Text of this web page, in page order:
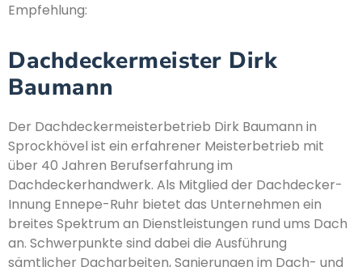
Empfehlung:
Dachdeckermeister Dirk
Baumann
Der Dachdeckermeisterbetrieb Dirk Baumann in
Sprockhövel ist ein erfahrener Meisterbetrieb mit
über 40 Jahren Berufserfahrung im
Dachdeckerhandwerk. Als Mitglied der Dachdecker-
Innung Ennepe-Ruhr bietet das Unternehmen ein
breites Spektrum an Dienstleistungen rund ums Dach
an. Schwerpunkte sind dabei die Ausführung
sämtlicher Dacharbeiten, Sanierungen im Dach- und